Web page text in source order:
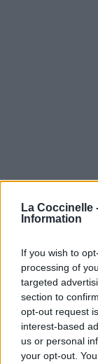
La Coccinelle
Information
If you wish to
processing of
targeted
section to
opt-out request
interest-based
us or personal
your opt-out.